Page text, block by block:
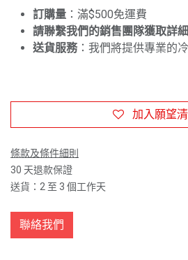
訂購量 ：滿$500免運費
請聯繫我們的銷售團隊獲取詳
送貨服務 ：我們將提供專業的
加入願望
條款及條件細則
30 天退款保證
送貨：2 至 3 個工作天
聯絡我們